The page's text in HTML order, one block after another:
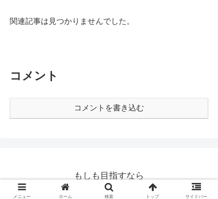
関連記事は見つかりませんでした。
コメント
コメントを書き込む
もしも目指すなら
© 2020 もしも目指すなら.
メニュー ホーム 検索 トップ サイドバー